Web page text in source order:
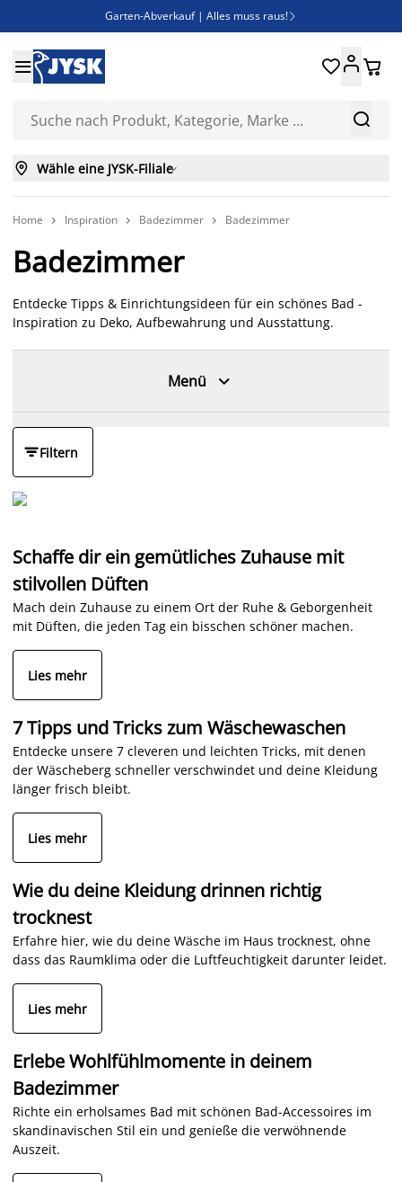
Garten-Abverkauf | Alles muss raus! 
Bist du Unternehmer? Entdecke JYSK-B2B
Esszimmerstuhl ADSLEV um nur 40€


 
 Wähle eine JYSK-Filiale
Home  Inspiration  Badezimmer  Badezimmer
Badezimmer
Entdecke Tipps & Einrichtungsideen für ein schönes Bad -
Inspiration zu Deko, Aufbewahrung und Ausstattung.
Menü 
Filtern
Schaffe dir ein gemütliches Zuhause mit
stilvollen Düften
Mach dein Zuhause zu einem Ort der Ruhe & Geborgenheit
mit Düften, die jeden Tag ein bisschen schöner machen.
Lies mehr
7 Tipps und Tricks zum Wäschewaschen
Entdecke unsere 7 cleveren und leichten Tricks, mit denen
der Wäscheberg schneller verschwindet und deine Kleidung
länger frisch bleibt.
Lies mehr
Wie du deine Kleidung drinnen richtig
trocknest
Erfahre hier, wie du deine Wäsche im Haus trocknest, ohne
dass das Raumklima oder die Luftfeuchtigkeit darunter leidet.
Lies mehr
Erlebe Wohlfühlmomente in deinem
Badezimmer
Richte ein erholsames Bad mit schönen Bad-Accessoires im
skandinavischen Stil ein und genieße die verwöhnende
Auszeit.